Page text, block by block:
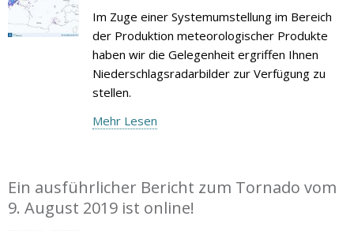
Im Zuge einer Systemumstellung im Bereich
der Produktion meteorologischer Produkte
haben wir die Gelegenheit ergriffen Ihnen
Niederschlagsradarbilder zur Verfügung zu
stellen.
Mehr Lesen
Ein ausführlicher Bericht zum Tornado vom
9. August 2019 ist online!